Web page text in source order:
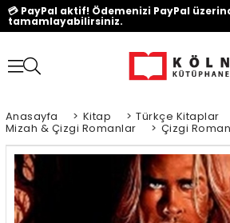
💳 PayPal aktif! Ödemenizi PayPal
tamamlayabilirsiniz.
Anasayfa > Kitap > Türkçe Kitaplar
Mizah & Çizgi Romanlar > Çizgi